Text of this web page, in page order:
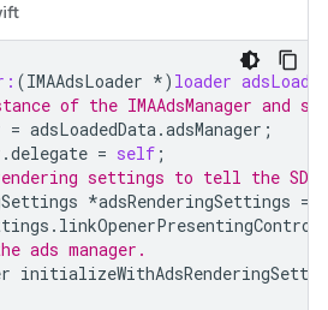
(IMAAdsLoader *) loader
of the IMAAdsManager and
= adsLoadedData.adsManager ;
.delegate = self ;
settings to tell the SDK
*adsRenderingSettings =
.
manager.